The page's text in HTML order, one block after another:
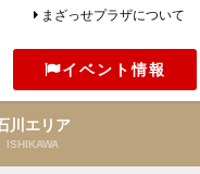
まざっせプラザについて
イベント情報
川エリア
ISHIKAWA